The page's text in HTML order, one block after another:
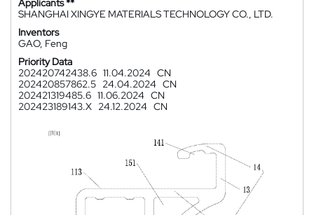
Applicants **
SHANGHAI XINGYE MATERIALS TECHNOLOGY CO., LTD.
Inventors
GAO, Feng
Priority Data
202420742438.6 11.04.2024 CN
202420857862.5 24.04.2024 CN
202421319485.6 11.06.2024 CN
202423189143.X 24.12.2024 CN